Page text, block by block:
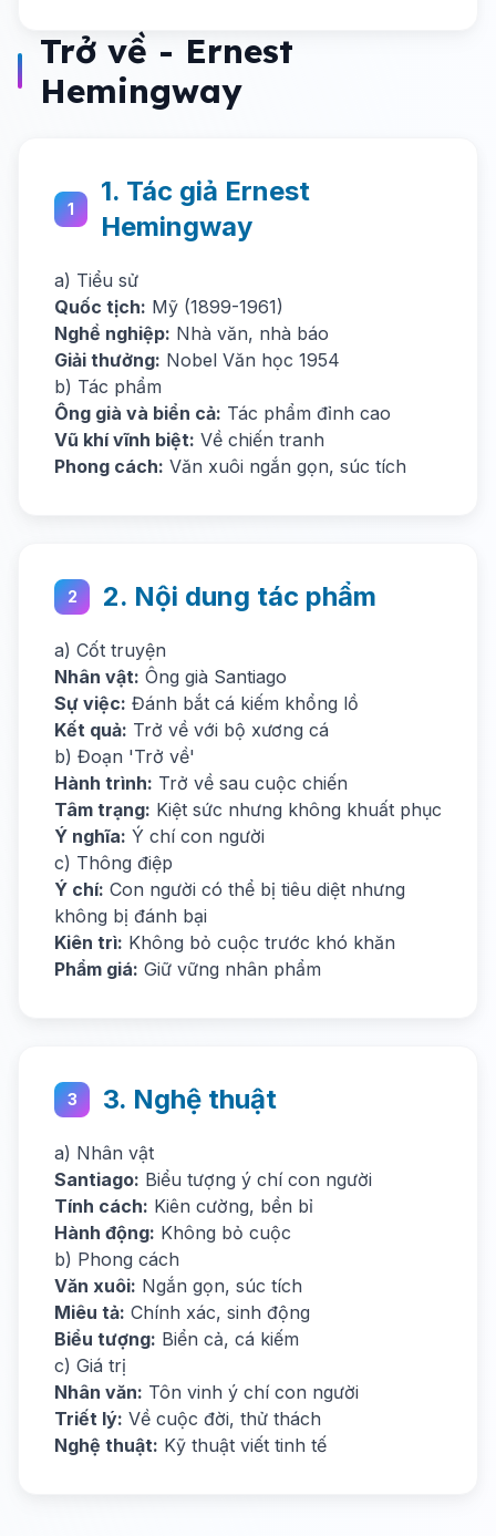
Trở về - Ernest
Hemingway
1
1. Tác giả Ernest
Hemingway
a) Tiểu sử
Quốc tịch: Mỹ (1899-1961)
Nghề nghiệp: Nhà văn, nhà báo
Giải thưởng: Nobel Văn học 1954
b) Tác phẩm
Ông già và biển cả: Tác phẩm đỉnh cao
Vũ khí vĩnh biệt: Về chiến tranh
Phong cách: Văn xuôi ngắn gọn, súc tích
2 2. Nội dung tác phẩm
a) Cốt truyện
Nhân vật: Ông già Santiago
Sự việc: Đánh bắt cá kiếm khổng lồ
Kết quả: Trở về với bộ xương cá
b) Đoạn 'Trở về'
Hành trình: Trở về sau cuộc chiến
Tâm trạng: Kiệt sức nhưng không khuất phục
Ý nghĩa: Ý chí con người
c) Thông điệp
Ý chí: Con người có thể bị tiêu diệt nhưng
không bị đánh bại
Kiên trì: Không bỏ cuộc trước khó khăn
Phẩm giá: Giữ vững nhân phẩm
3 3. Nghệ thuật
a) Nhân vật
Santiago: Biểu tượng ý chí con người
Tính cách: Kiên cường, bền bỉ
Hành động: Không bỏ cuộc
b) Phong cách
Văn xuôi: Ngắn gọn, súc tích
Miêu tả: Chính xác, sinh động
Biểu tượng: Biển cả, cá kiếm
c) Giá trị
Nhân văn: Tôn vinh ý chí con người
Triết lý: Về cuộc đời, thử thách
Nghệ thuật: Kỹ thuật viết tinh tế